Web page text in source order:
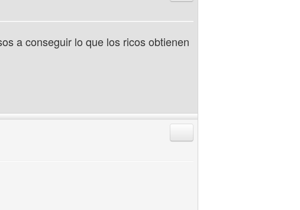
a conseguir lo que los ricos obtienen